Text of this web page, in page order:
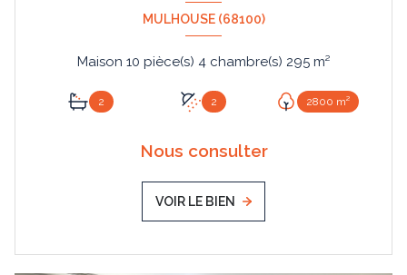
MULHOUSE (68100)
Maison 10 pièce(s) 4 chambre(s) 295 m²
2 2 2800 m²
Nous consulter
VOIR LE BIEN